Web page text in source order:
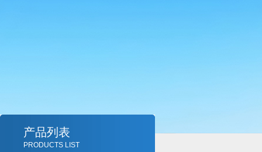
产品列表
PRODUCTS LIST